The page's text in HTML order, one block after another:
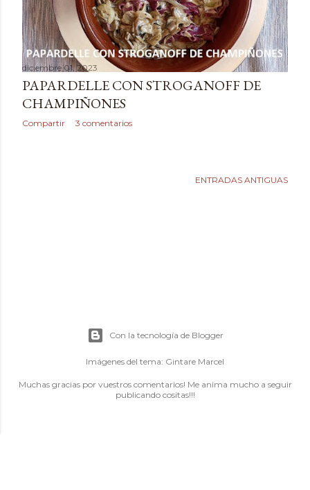
diciembre 01, 2023
PAPARDELLE CON STROGANOFF DE
CHAMPIÑONES
Compartir 3 comentarios
ENTRADAS ANTIGUAS
Con la tecnología de Blogger
Imágenes del tema: Gintare Marcel
Muchas gracias por vuestros comentarios! Me anima mucho a seguir
publicando cositas!!!